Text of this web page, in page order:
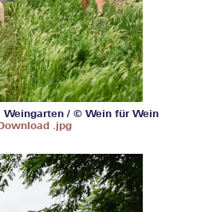
Weingarten / © Wein für Wein
.jpg